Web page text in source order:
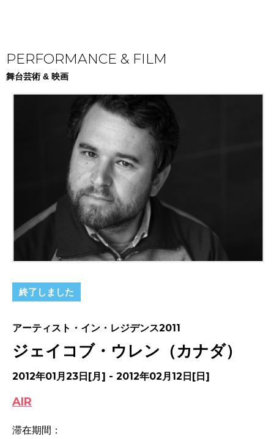
PERFORMANCE & FILM
舞台芸術 & 映画
終了しました
アーティスト・イン・レジデンス2011
ジェイコブ・ウレン（カナダ）
2012年01月23日[月] - 2012年02月12日[日]
AIR
滞在期間：